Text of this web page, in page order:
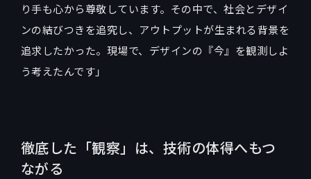
り手も心から尊敬しています。その中で、社会とデザイ
ンの結びつきを追究し、アウトプットが生まれる背景を
追求したかった。現場で、デザインの『今』を観測しよ
う考えたんです」
徹底した「観察」は、技術の体得へもつ
ながる